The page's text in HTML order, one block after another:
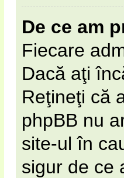
De ce am
Fiecare
Dacă aţi
Reţineţi că
phpBB nu
site-ul în
sigur de ce